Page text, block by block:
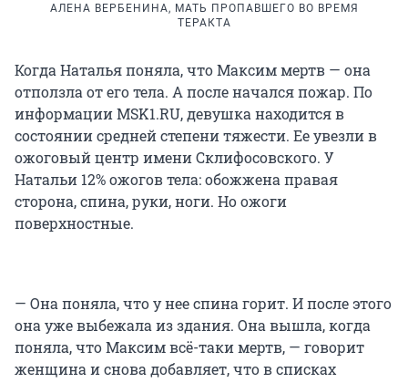
АЛЕНА ВЕРБЕНИНА, МАТЬ ПРОПАВШЕГО ВО ВРЕМЯ
ТЕРАКТА
Когда Наталья поняла, что Максим мертв — она
отползла от его тела. А после начался пожар. По
информации MSK1.RU, девушка находится в
состоянии средней степени тяжести. Ее увезли в
ожоговый центр имени Склифосовского. У
Натальи 12% ожогов тела: обожжена правая
сторона, спина, руки, ноги. Но ожоги
поверхностные.
— Она поняла, что у нее спина горит. И после этого
она уже выбежала из здания. Она вышла, когда
поняла, что Максим всё-таки мертв, — говорит
женщина и снова добавляет, что в списках